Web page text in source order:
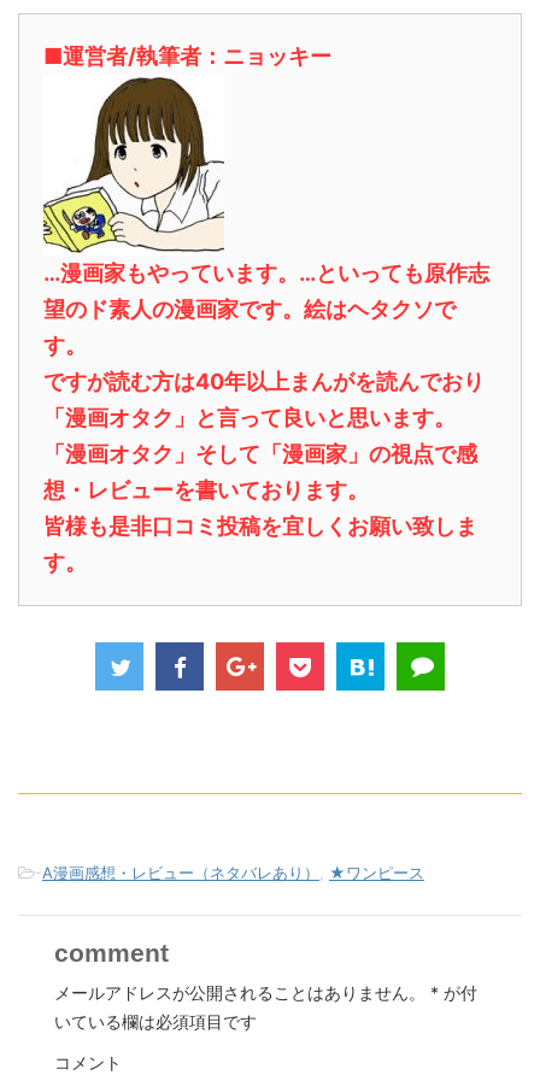
■運営者/執筆者：ニョッキー
…漫画家もやっています。…といっても原作志
望のド素人の漫画家です。絵はヘタクソで
す。
ですが読む方は40年以上まんがを読んでおり
「漫画オタク」と言って良いと思います。
「漫画オタク」そして「漫画家」の視点で感
想・レビューを書いております。
皆様も是非口コミ投稿を宜しくお願い致しま
す。
-A漫画感想・レビュー（ネタバレあり） ★ワンピース
comment
メールアドレスが公開されることはありません。 * が付
いている欄は必須項目です
コメント